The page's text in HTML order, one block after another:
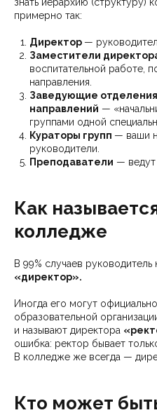
примерно так:
Директор —
Заместители
воспитательной работе,
направления.
Заведующие
направлений —
группами одной
Кураторы групп — ваши
руководители.
Преподаватели — ведут
Как
колледже
В 99% случаев
«директор».
Иногда его могут
образовательной
и называют директора
ошибка: ректор бывает
В колледже же всегда —
Кто может